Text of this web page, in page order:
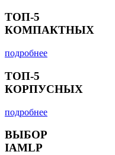
ТОП-5
КОМПАКТНЫХ
подробнее
ТОП-5
КОРПУСНЫХ
подробнее
ВЫБОР
IAMLP